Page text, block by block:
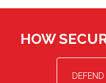
HOW